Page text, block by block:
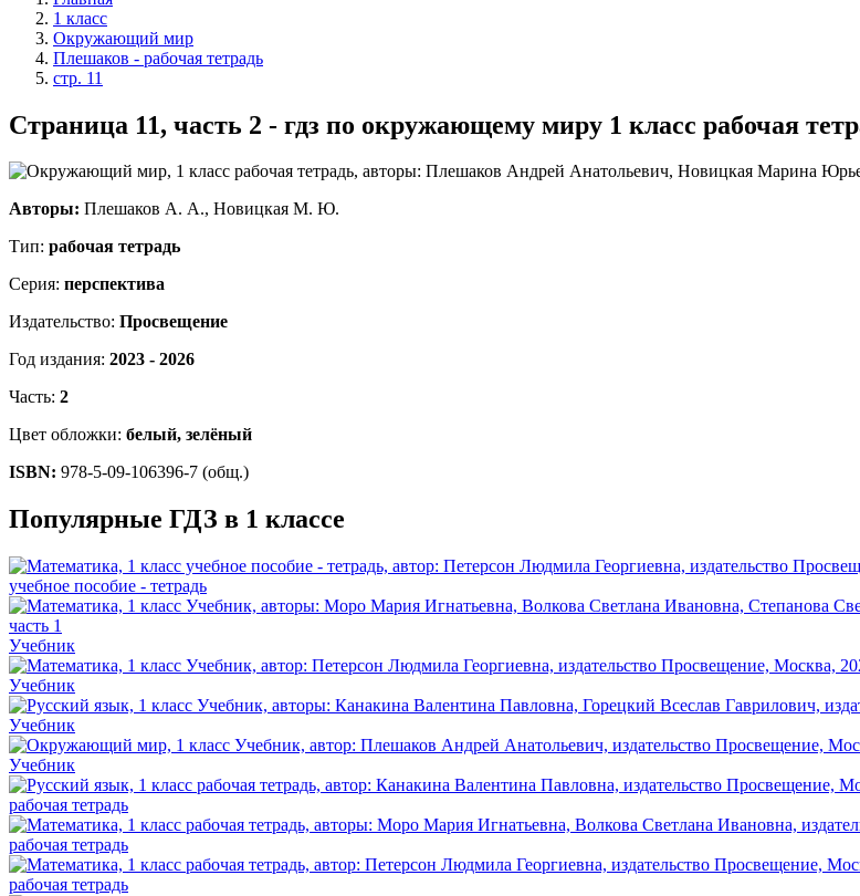
1 класс
Окружающий мир
Плешаков - рабочая тетрадь
стр. 11
Страница 11, часть 2 - гдз по окружающему миру 1 класс рабочая
Авторы: Плешаков А. А., Новицкая М. Ю.
Тип: рабочая тетрадь
Серия: перспектива
Издательство: Просвещение
Год издания: 2023 - 2026
Часть: 2
Цвет обложки: белый, зелёный
ISBN: 978-5-09-106396-7 (общ.)
Популярные ГДЗ в 1 классе
учебное пособие - тетрадь
Учебник
Учебник
Учебник
Учебник
рабочая тетрадь
рабочая тетрадь
рабочая тетрадь